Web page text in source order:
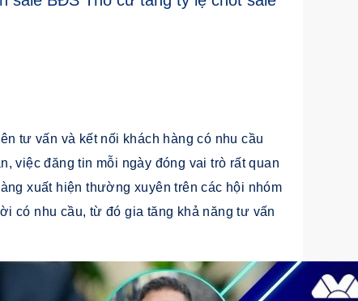
tư vấn và kết nối khách hàng có nhu cầu
việc đăng tin mỗi ngày đóng vai trò rất quan
xuất hiện thường xuyên trên các hội nhóm
có nhu cầu, từ đó gia tăng khả năng tư vấn